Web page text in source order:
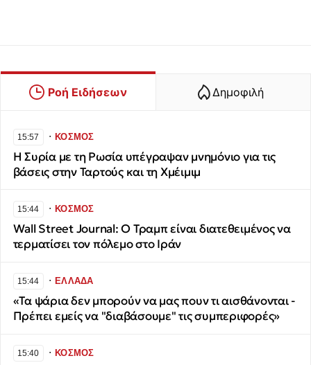
Ροή Ειδήσεων Δημοφιλή
15:57 ∙ΚΟΣΜΟΣ
Η Συρία με τη Ρωσία υπέγραψαν μνημόνιο για τις
βάσεις στην Ταρτούς και τη Χμέιμιμ
15:44 ∙ΚΟΣΜΟΣ
Wall Street Journal: Ο Τραμπ είναι διατεθειμένος να
τερματίσει τον πόλεμο στο Ιράν
15:44 ∙ΕΛΛΑΔΑ
«Τα ψάρια δεν μπορούν να μας πουν τι αισθάνονται -
Πρέπει εμείς να "διαβάσουμε" τις συμπεριφορές»
15:40 ∙ΚΟΣΜΟΣ